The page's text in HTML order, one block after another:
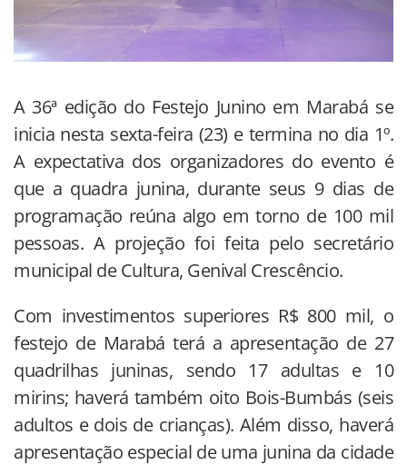
A 36ª edição do Festejo Junino em Marabá se
inicia nesta sexta-feira (23) e termina no dia 1º.
A expectativa dos organizadores do evento é
que a quadra junina, durante seus 9 dias de
programação reúna algo em torno de 100 mil
pessoas. A projeção foi feita pelo secretário
municipal de Cultura, Genival Crescêncio.
Com investimentos superiores R$ 800 mil, o
festejo de Marabá terá a apresentação de 27
quadrilhas juninas, sendo 17 adultas e 10
mirins; haverá também oito Bois-Bumbás (seis
adultos e dois de crianças). Além disso, haverá
apresentação especial de uma junina da cidade